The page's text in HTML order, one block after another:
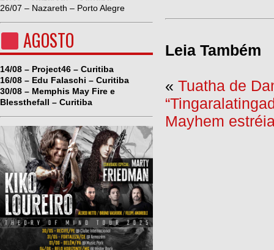
26/07 – Nazareth – Porto Alegre
AGOSTO
14/08 – Project46 – Curitiba
16/08 – Edu Falaschi – Curitiba
30/08 – Memphis May Fire e
Blessthefall – Curitiba
Leia Também
« Tuatha de
Mayhem